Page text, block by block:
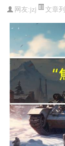
网友:jzj 文章